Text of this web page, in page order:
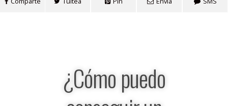
¿Cómo puedo